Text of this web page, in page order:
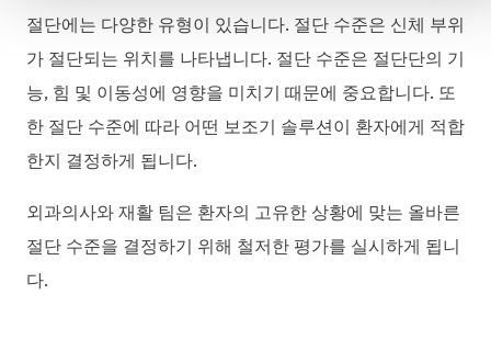
절단에는 다양한 유형이 있습니다. 절단 수준은 신체 부위
가 절단되는 위치를 나타냅니다. 절단 수준은 절단단의 기
능, 힘 및 이동성에 영향을 미치기 때문에 중요합니다. 또
한 절단 수준에 따라 어떤 보조기 솔루션이 환자에게 적합
한지 결정하게 됩니다.
외과의사와 재활 팀은 환자의 고유한 상황에 맞는 올바른
절단 수준을 결정하기 위해 철저한 평가를 실시하게 됩니
다.